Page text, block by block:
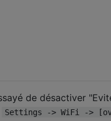
de désactiver
Settings -> WiFi ->